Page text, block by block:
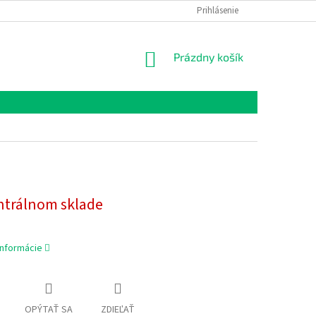
Prihlásenie
NÁKUPNÝ
Prázdny košík
sklade
OPÝTAŤ SA ZDIEĽAŤ